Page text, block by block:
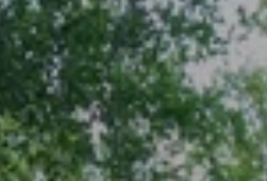
Über Uns
Über Rhino Africa
Unser Team
Auszeichnungen
Kundenfeedback
Gutes Tun
Nachhaltiger Tourismus
MIT UNS REISEN
Warum Sie mit uns buchen sollten
Individualreisen in Afrika
Rhino Africa Reisesicherheit
Unsere 100% erstattungsfähige Anzahlung
Reiseversicherung
Deutsch( USD-$
Gebührenfrei: 888 2156 556